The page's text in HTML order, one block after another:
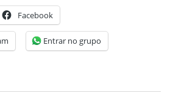
Facebook
Entrar no grupo